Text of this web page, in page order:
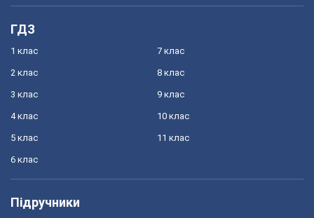
ГДЗ
1 клас
2 клас
3 клас
4 клас
5 клас
6 клас
7 клас
8 клас
9 клас
10 клас
11 клас
Підручники